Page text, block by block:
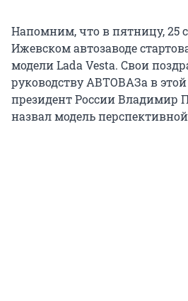
Напомним, что в пятницу, 25
Ижевском автозаводе
модели Lada Vesta. Свои
руководству АВТОВАЗа в
президент России Владимир
назвал модель